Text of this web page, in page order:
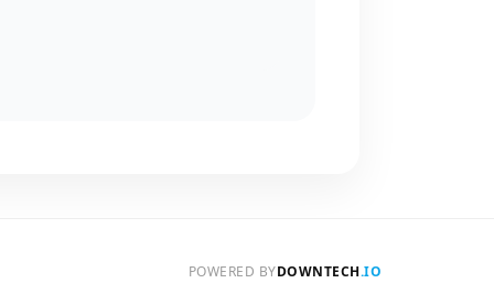
POWERED BYDOWNTECH.IO